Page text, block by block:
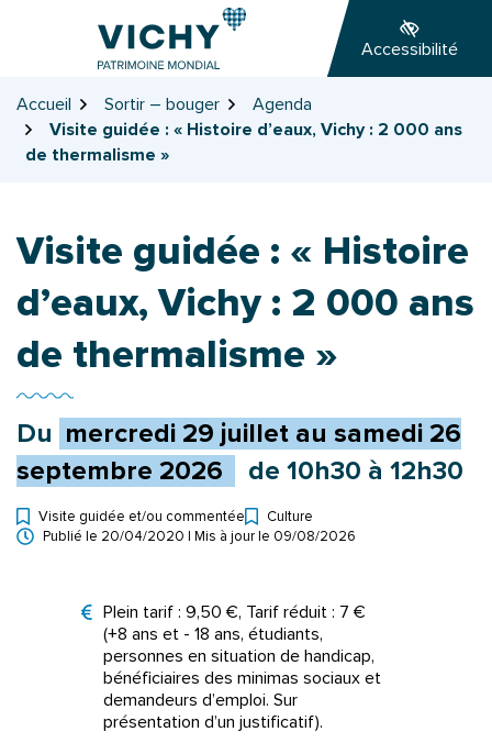
page
Accessibilité
Accueil Sortir – bouger
Agenda
Visite guidée : « Histoire d’eaux, Vichy : 2 000 ans
de thermalisme »
Visite guidée : « Histoire
d’eaux, Vichy : 2 000 ans
de thermalisme »
Du mercredi 29 juillet au samedi 26
septembre 2026 de 10h30 à 12h30
Visite guidée et/ou commentéeTypes d'événement
Culture
Publié le 20/04/2020 | Mis à jour le 09/08/2026
Tarifs
Plein tarif : 9,50 €, Tarif réduit : 7 €
(+8 ans et - 18 ans, étudiants,
personnes en situation de handicap,
bénéficiaires des minimas sociaux et
demandeurs d’emploi. Sur
présentation d’un justificatif).